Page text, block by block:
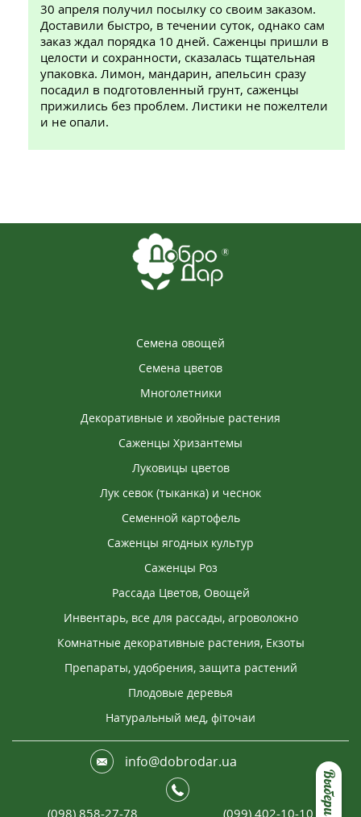
30 апреля получил посылку со своим заказом.
Доставили быстро, в течении суток, однако сам
заказ ждал порядка 10 дней. Саженцы пришли в
целости и сохранности, сказалась тщательная
упаковка. Лимон, мандарин, апельсин сразу
посадил в подготовленный грунт, саженцы
прижились без проблем. Листики не пожелтели
и не опали.
Семена овощей
Семена цветов
Многолетники
Декоративные и хвойные растения
Саженцы Хризантемы
Луковицы цветов
Лук севок (тыканка) и чеснок
Семенной картофель
Саженцы ягодных культур
Саженцы Роз
Рассада Цветов, Овощей
Инвентарь, все для рассады, агроволокно
Комнатные декоративные растения, Екзоты
Препараты, удобрения, защита растений
Плодовые деревья
Натуральный мед, фіточаи
info@dobrodar.ua
(098) 858-27-78 (099) 402-10-10